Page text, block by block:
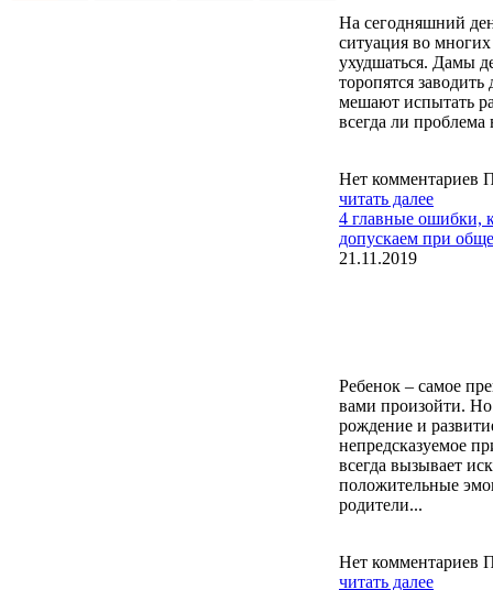
На сегодняшний
ситуация во
ухудшаться. Дамы
торопятся
мешают испытать
всегда ли проблема
Нет комментариев
читать далее
4 главные ошибки,
допускаем при
21.11.2019
Ребенок – самое
вами произойти. Но
рождение и
непредсказуемое
всегда вызывает
положительные
родители...
Нет комментариев
читать далее